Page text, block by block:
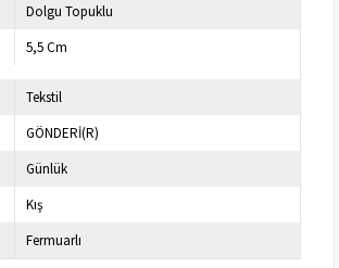
Dolgu Topuklu
5,5 Cm
Tekstil
GÖNDERİ(R)
Günlük
Kış
Fermuarlı